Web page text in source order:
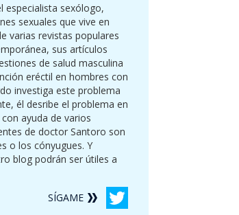
especialista sexólogo,
sexuales que vive en
varias revistas populares
sus artículos
de salud masculina
eréctil en hombres con
investiga este problema
él desribe el problema en
ayuda de varios
de doctor Santoro son
o los cónyugues. Y
blog podrán ser útiles a
SÍGAME